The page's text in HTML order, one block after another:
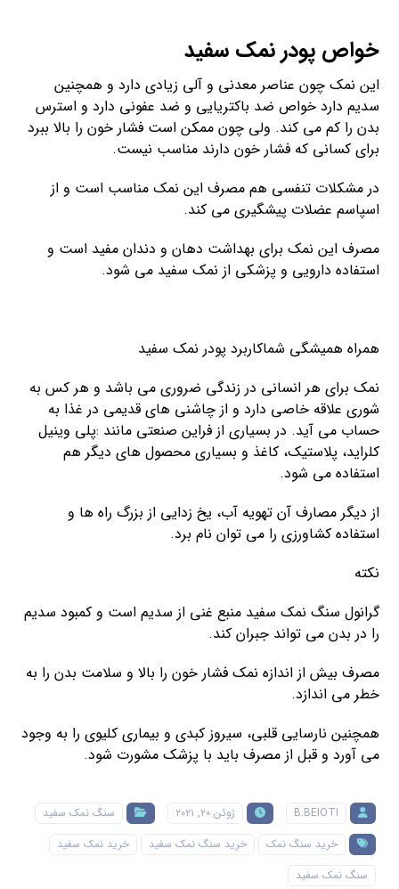
خواص پودر نمک سفید
این نمک چون عناصر معدنی و آلی زیادی دارد و همچنین
سدیم دارد خواص ضد باکتریایی و ضد عفونی دارد و استرس
بدن را کم می کند. ولی چون ممکن است فشار خون را بالا ببرد
برای کسانی که فشار خون دارند مناسب نیست.
در مشکلات تنفسی هم مصرف این نمک مناسب است و از
اسپاسم عضلات پیشگیری می کند.
مصرف این نمک برای بهداشت دهان و دندان مفید است و
استفاده دارویی و پزشکی از نمک سفید می شود.
همراه همیشگی شماکاربرد پودر نمک سفید
نمک برای هر انسانی در زندگی ضروری می باشد و هر کس به
شوری علاقه خاصی دارد و از چاشنی های قدیمی در غذا به
حساب می آید. در بسیاری از فراین صنعتی مانند :پلی وینیل
کلراید، پلاستیک، کاغذ و بسیاری محصول های دیگر هم
استفاده می شود.
از دیگر مصارف آن تهویه آب، یخ زدایی از بزرگ راه ها و
استفاده کشاورزی را می توان نام برد.
نکته
گرانول سنگ نمک سفید منبع غنی از سدیم است و کمبود سدیم
را در بدن می تواند جبران کند.
مصرف بیش از اندازه نمک فشار خون را بالا و سلامت بدن را به
خطر می اندازد.
همچنین نارسایی قلبی، سیروز کبدی و بیماری کلیوی را به وجود
می آورد و قبل از مصرف باید با پزشک مشورت شود.
B.BEIOTI ژوئن ۲۰, ۲۰۲۱
سنگ نمک سفید
خرید سنگ نمک
خرید سنگ نمک سفید
خرید نمک سفید
سنگ نمک سفید